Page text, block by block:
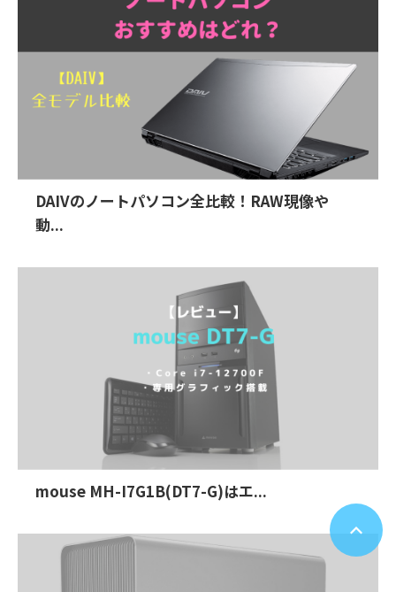
DAIVのノートパソコン全比較！RAW現像や
動...
mouse MH-I7G1B(DT7-G)はエ...